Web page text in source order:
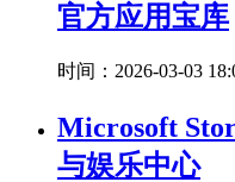
官方应用宝库
时间：2026-03-03
Microsoft
与娱乐中心